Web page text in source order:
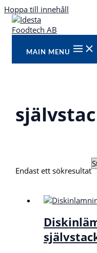
Hoppa till innehåll
MAIN MENU
Endast ett sökresultat